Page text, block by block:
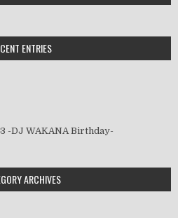
ENTRIES
-DJ WAKANA Birthday-
ARCHIVES